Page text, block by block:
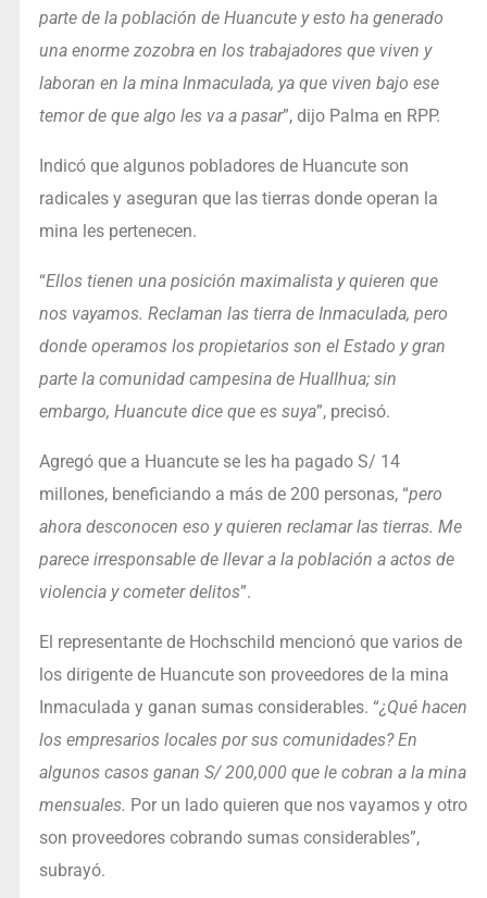
parte de la población de Huancute y esto ha generado
una enorme zozobra en los trabajadores que viven y
laboran en la mina Inmaculada, ya que viven bajo ese
temor de que algo les va a pasar”, dijo Palma en RPP.
Indicó que algunos pobladores de Huancute son
radicales y aseguran que las tierras donde operan la
mina les pertenecen.
“Ellos tienen una posición maximalista y quieren que
nos vayamos. Reclaman las tierra de Inmaculada, pero
donde operamos los propietarios son el Estado y gran
parte la comunidad campesina de Huallhua; sin
embargo, Huancute dice que es suya”, precisó.
Agregó que a Huancute se les ha pagado S/ 14
millones, beneficiando a más de 200 personas, “pero
ahora desconocen eso y quieren reclamar las tierras. Me
parece irresponsable de llevar a la población a actos de
violencia y cometer delitos”.
El representante de Hochschild mencionó que varios de
los dirigente de Huancute son proveedores de la mina
Inmaculada y ganan sumas considerables. “¿Qué hacen
los empresarios locales por sus comunidades? En
algunos casos ganan S/ 200,000 que le cobran a la mina
mensuales. Por un lado quieren que nos vayamos y otro
son proveedores cobrando sumas considerables”,
subrayó.